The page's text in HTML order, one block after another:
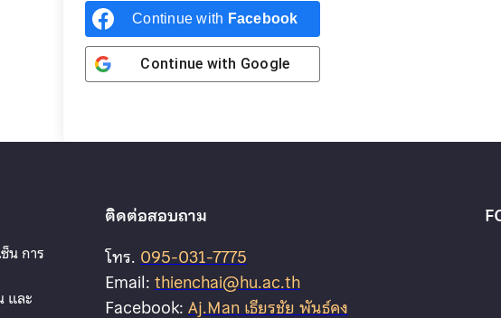
Continue with Facebook
Continue with Google
น การ
และ
ติดต่อสอบถาม
โทร. 095-031-7775
Email: thienchai@hu.ac.th
Facebook: Aj.Man เธียรชัย พันธ์คง